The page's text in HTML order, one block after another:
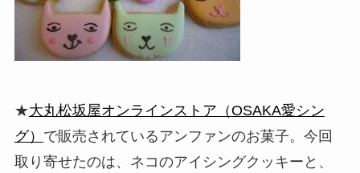
★大丸松坂屋オンラインストア（OSAKA愛シン
グ） で販売されているアンファンのお菓子。今回
取り寄せたのは、ネコのアイシングクッキーと、